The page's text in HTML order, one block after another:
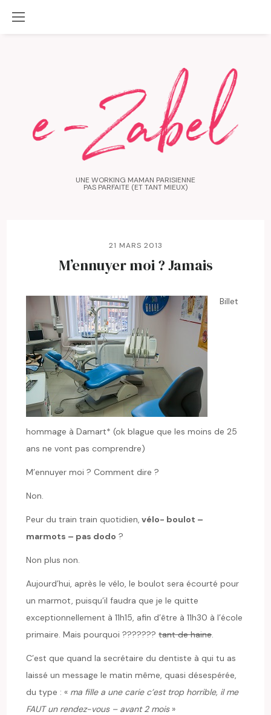
UNE WORKING MAMAN PARISIENNE
PAS PARFAITE (ET TANT MIEUX)
21 MARS 2013
M’ennuyer moi ? Jamais
Billet
hommage à Damart* (ok blague que les moins de 25
ans ne vont pas comprendre)
M’ennuyer moi ? Comment dire ?
Non.
Peur du train train quotidien, vélo- boulot –
marmots – pas dodo ?
Non plus non.
Aujourd’hui, après le vélo, le boulot sera écourté pour
un marmot, puisqu’il faudra que je le quitte
exceptionnellement à 11h15, afin d’être à 11h30 à l’école
primaire. Mais pourquoi ???????tant de haine.
C’est que quand la secrétaire du dentiste à qui tu as
laissé un message le matin même, quasi désespérée,
du type : « ma fille a une carie c’est trop horrible, il me
FAUT un rendez-vous – avant 2 mois»